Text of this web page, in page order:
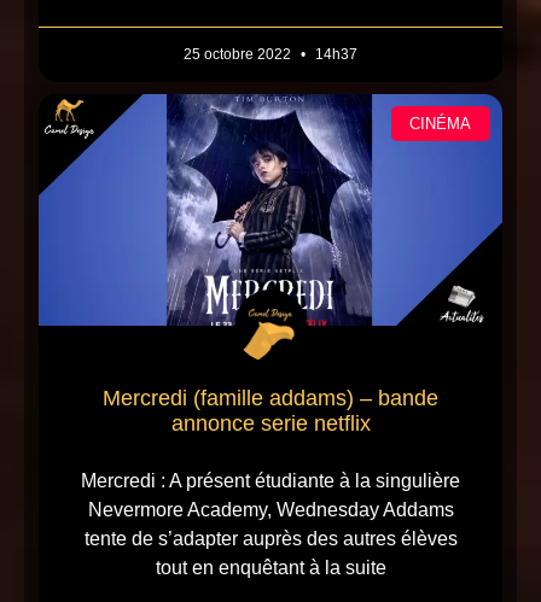
25 octobre 2022 14h37
CINÉMA
Mercredi (famille addams) – bande
annonce serie netflix
Mercredi : A présent étudiante à la singulière
Nevermore Academy, Wednesday Addams
tente de s’adapter auprès des autres élèves
tout en enquêtant à la suite